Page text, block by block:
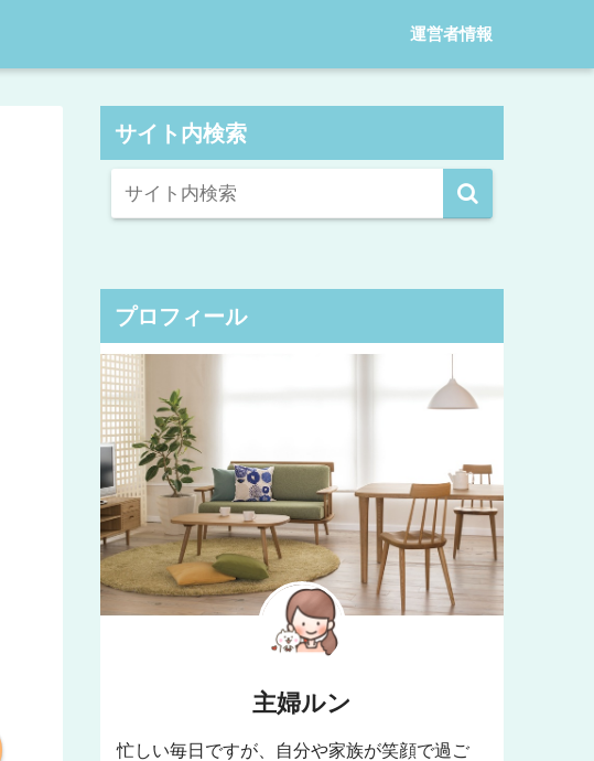
運営者情報
サイト内検索
プロフィール
主婦ルン
忙しい毎日ですが、自分や家族が笑顔で過ご